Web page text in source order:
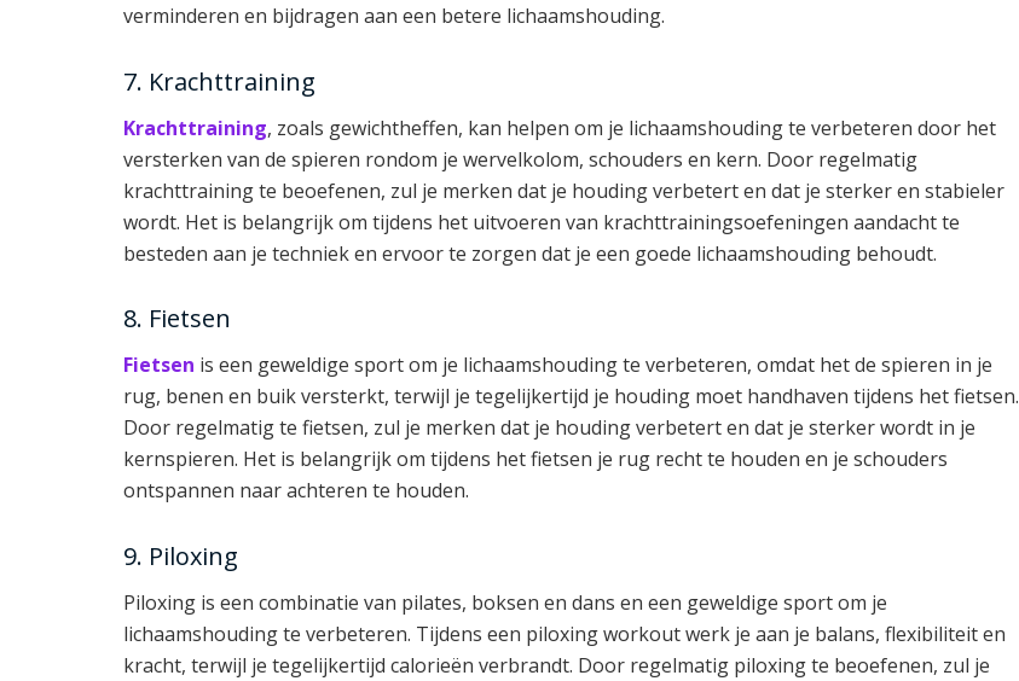
verminderen en bijdragen aan een betere lichaamshouding.
7. Krachttraining
Krachttraining, zoals gewichtheffen, kan helpen om je lichaamshouding te verbeteren door het
versterken van de spieren rondom je wervelkolom, schouders en kern. Door regelmatig
krachttraining te beoefenen, zul je merken dat je houding verbetert en dat je sterker en stabieler
wordt. Het is belangrijk om tijdens het uitvoeren van krachttrainingsoefeningen aandacht te
besteden aan je techniek en ervoor te zorgen dat je een goede lichaamshouding behoudt.
8. Fietsen
Fietsen is een geweldige sport om je lichaamshouding te verbeteren, omdat het de spieren in je
rug, benen en buik versterkt, terwijl je tegelijkertijd je houding moet handhaven tijdens het fietsen.
Door regelmatig te fietsen, zul je merken dat je houding verbetert en dat je sterker wordt in je
kernspieren. Het is belangrijk om tijdens het fietsen je rug recht te houden en je schouders
ontspannen naar achteren te houden.
9. Piloxing
Piloxing is een combinatie van pilates, boksen en dans en een geweldige sport om je
lichaamshouding te verbeteren. Tijdens een piloxing workout werk je aan je balans, flexibiliteit en
kracht, terwijl je tegelijkertijd calorieën verbrandt. Door regelmatig piloxing te beoefenen, zul je